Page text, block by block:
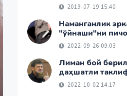
2019-07-19 15:40
Наманганлик
"ўйнаши"ни
2022-09-26 09:03
Лиман бой
даҳшатли
2022-10-02 14:17